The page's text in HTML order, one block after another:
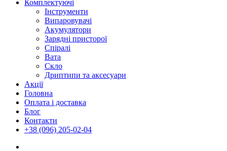
Комплектуючі
Інструменти
Випаровувачі
Акумулятори
Зарядні присторої
Спіралі
Вата
Скло
Дриптипи та аксесуари
Акції
Головна
Оплата і доставка
Блог
Контакти
+38 (096) 205-02-04